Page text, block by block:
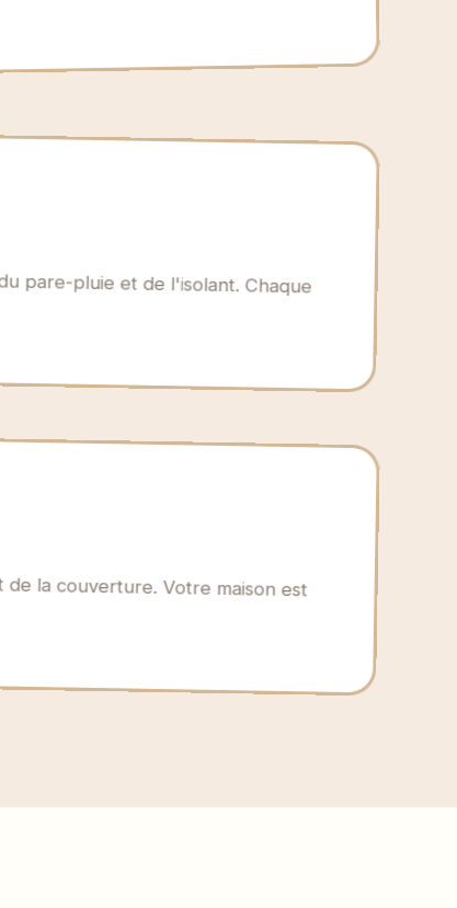
pare-pluie et de l'isolant. Chaque
la couverture. Votre maison est